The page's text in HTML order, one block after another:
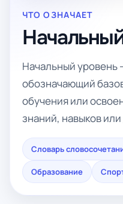
ЧТО ОЗНАЧАЕТ
Начальный уровень
обозначающий
обучения или
знаний, навыков
Словарь
Образование